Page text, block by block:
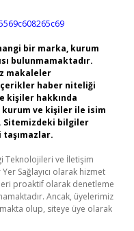
bir marka, kurum
bulunmamaktadır.
makaleler
haber niteliği
kişiler hakkında
kurum ve kişiler ile isim
Sitemizdeki bilgiler
Teknolojileri ve İletişim
Sağlayıcı olarak hizmet
proaktif olarak denetleme
Ancak, üyelerimiz
olup, siteye üye olarak